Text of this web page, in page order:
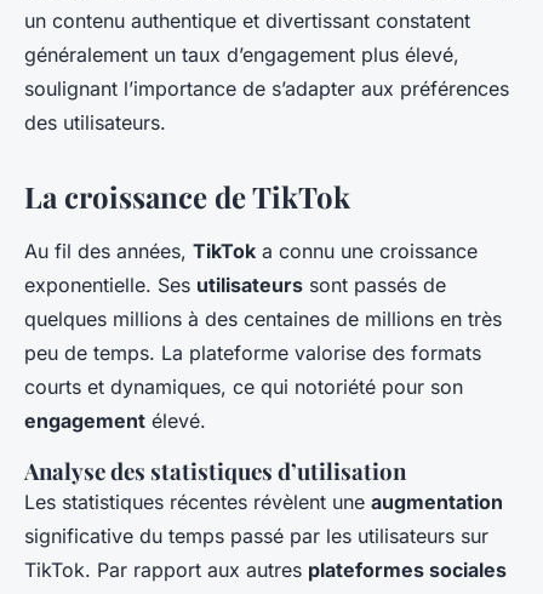
un contenu authentique et divertissant constatent
généralement un taux d’engagement plus élevé,
soulignant l’importance de s’adapter aux préférences
des utilisateurs.
La croissance de TikTok
Au fil des années, TikTok a connu une croissance
exponentielle. Ses utilisateurs sont passés de
quelques millions à des centaines de millions en très
peu de temps. La plateforme valorise des formats
courts et dynamiques, ce qui notoriété pour son
engagement élevé.
Analyse des statistiques d’utilisation
Les statistiques récentes révèlent une augmentation
significative du temps passé par les utilisateurs sur
TikTok. Par rapport aux autres plateformes sociales